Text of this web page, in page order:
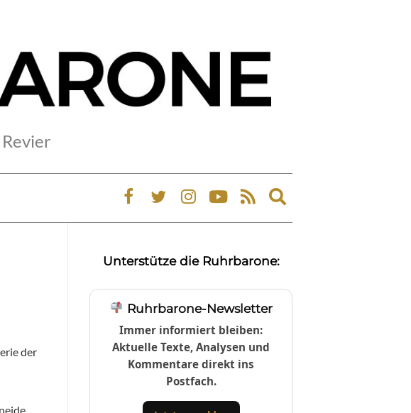
Expand
search
der
Unterstütze die Ruhrbarone:
Ruhrbarone-Newsletter
Immer informiert bleiben:
Aktuelle Texte, Analysen und
Kommentare direkt ins
Postfach.